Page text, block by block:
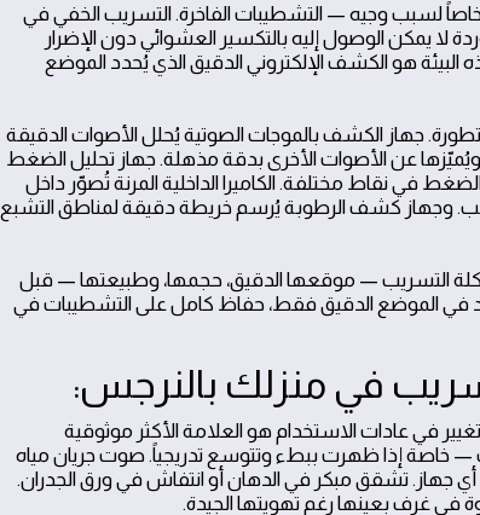
لسبب وجيه — التشطيبات الفاخرة. التسريب الخفي في
يمكن الوصول إليه بالتكسير العشوائي دون الإضرار
هو الكشف الإلكتروني الدقيق الذي يُحدد الموضع
جهاز الكشف بالموجات الصوتية يُحلل الأصوات الدقيقة
عن الأصوات الأخرى بدقة مذهلة. جهاز تحليل الضغط
في نقاط مختلفة. الكاميرا الداخلية المرنة تُصوّر داخل
وجهاز كشف الرطوبة يُرسم خريطة دقيقة لمناطق التشبع
التسريب — موقعها الدقيق، حجمها، وطبيعتها — قبل
في الموضع الدقيق فقط، حفاظ كامل على التشطيبات في
في منزلك بالنرجس:
في عادات الاستخدام هو العلامة الأكثر موثوقية
— خاصة إذا ظهرت ببطء وتتوسع تدريجياً. صوت جريان مياه
جهاز. تشقق مبكر في الدهان أو انتفاش في ورق الجدران.
في غرف بعينها رغم تهويتها الجيدة.